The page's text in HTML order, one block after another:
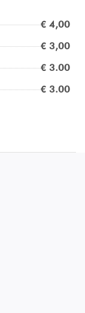
€ 4,00
€ 3,00
€ 3.00
€ 3.00